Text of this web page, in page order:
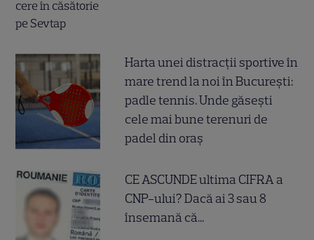
Harta unei distracții sportive în
mare trend la noi în București:
padle tennis. Unde găsești
cele mai bune terenuri de
padel din oraș
CE ASCUNDE ultima CIFRA a
CNP-ului? Dacă ai 3 sau 8
însemană că...